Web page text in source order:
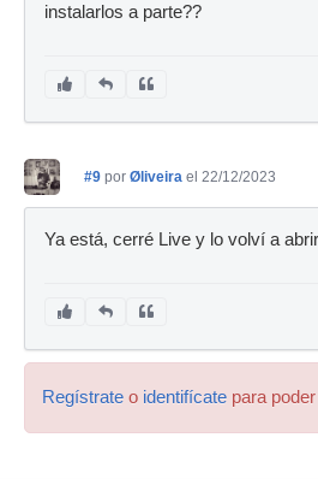
instalarlos a parte??
#9 por Øliveira el 22/12/2023
Ya está, cerré Live y lo volví a
Regístrate o identifícate para